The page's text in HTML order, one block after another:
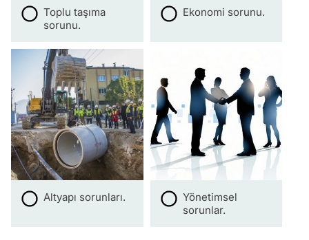
Toplu taşıma
sorunu.
Ekonomi sorunu.
Altyapı sorunları.
Yönetimsel
sorunlar.